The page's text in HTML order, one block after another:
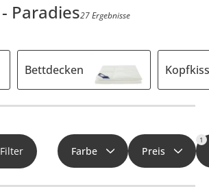
Paradies27 Ergebnisse
Bettdecken
Farbe Preis
1